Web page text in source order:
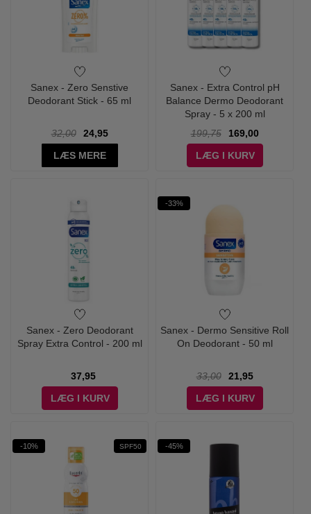
Sanex - Zero Senstive
Deodorant Stick - 65 ml
32,00
24,95
LÆS MERE
Sanex - Extra Control pH
Balance Dermo Deodorant
Spray - 5 x 200 ml
199,75
169,00
LÆG I KURV
Sanex - Zero Deodorant
Spray Extra Control - 200 ml
37,95
LÆG I KURV
-33%
Sanex - Dermo Sensitive Roll
On Deodorant - 50 ml
33,00
21,95
LÆG I KURV
-10% SPF50 -45%